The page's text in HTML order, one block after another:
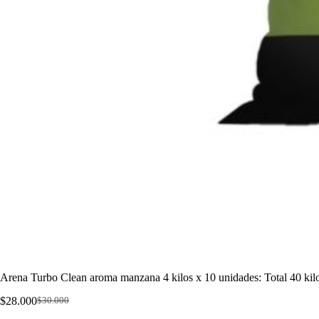
Arena Turbo Clean aroma manzana 4 kilos x 10 unidades: Total 40
$30.000
El
$28.000El